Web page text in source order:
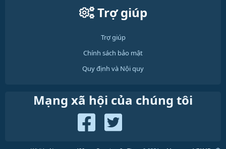
Trợ giúp
Trợ giúp
Chính sách bảo mật
Quy định và Nội quy
Mạng xã hội của chúng tôi